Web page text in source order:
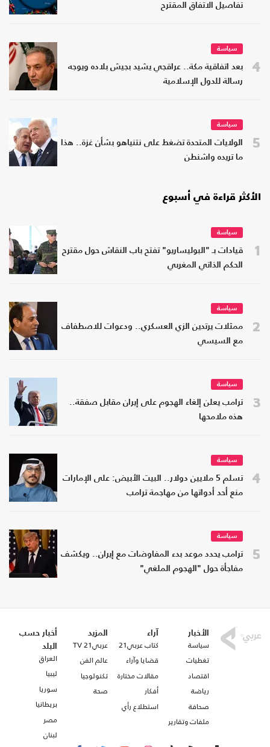
تفاصيل الاتفاق المقترح
4
سياسة
بعد اتفاقية مكة.. عراقجي يشيد بجيش بلاده ويوجه
رسالة للدول الإسلامية
5
سياسة
الولايات المتحدة تضغط على نتنياهو بشأن غزة.. هذا
ما تريده واشنطن
الأكثر قراءة في أسبوع
1
سياسة
قيادات بـ "البوليساريو" تفتح باب النقاش حول مقترح
الحكم الذاتي المغربي
2
سياسة
ممثلات يرتدين الزي العسكري.. ودعوات للاصطفاف
مع السيسي
3
سياسة
ترامب يعلن إلغاء الهجوم على إيران مقابل صفقة..
هذه ملامحها
4
سياسة
تسلم 5 ملايين دولار.. البيت الأبيض: على الإمارات
منع أحد أدواتها من مهاجمة ترامب
5
سياسة
ترامب يحدد موعد بدء المفاوضات مع إيران.. ويكشف
مفاجأة حول "الهجوم الملغي"
الأخبار
سياسة
تغطيات
اقتصاد
رياضة
صحافة
ملفات وتقارير
آراء
كتاب عربي21
قضايا وآراء
مقالات مختارة
أفكار
استطلاع رأي
المزيد
عربي21 TV
عالم الفن
تكنولوجيا
صحة
أخبار حسب
البلد
العراق
ليبيا
سوريا
بريطانيا
مصر
لبنان